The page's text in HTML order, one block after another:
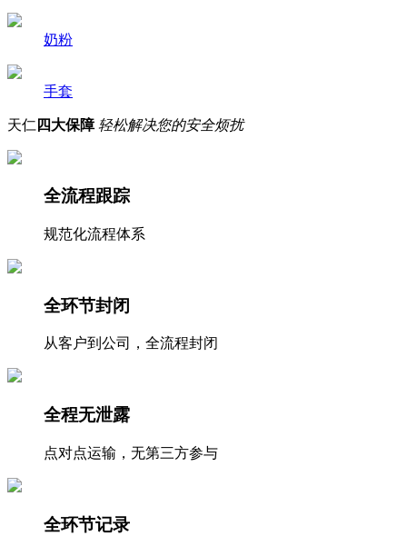
奶粉
手套
天仁 四大保障 轻松解决您的安全烦扰
全流程跟踪
规范化流程体系
全环节封闭
从客户到公司，全流程封闭
全程无泄露
点对点运输，无第三方参与
全环节记录